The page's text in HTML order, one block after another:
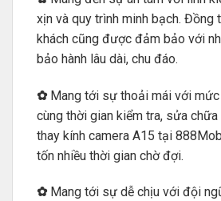
xịn và quy trình minh bạch. Đồng
khách cũng được đảm bảo với
bảo hành lâu dài, chu đáo.
✿Mang tới sự thoải mái với mức
cùng thời gian kiểm tra, sửa chữa
thay kính camera A15 tại
tốn nhiều thời gian chờ đợi.
✿Mang tới sự dễ chịu với đội